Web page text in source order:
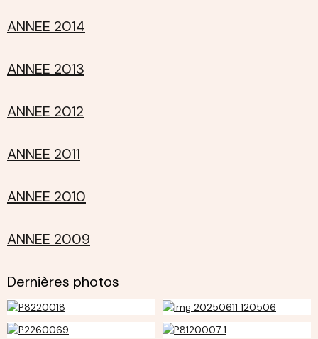
ANNEE 2014
ANNEE 2013
ANNEE 2012
ANNEE 2011
ANNEE 2010
ANNEE 2009
Dernières photos